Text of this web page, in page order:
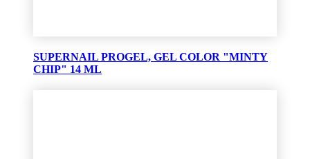
SUPERNAIL PROGEL, GEL COLOR "MINTY
CHIP" 14 ML